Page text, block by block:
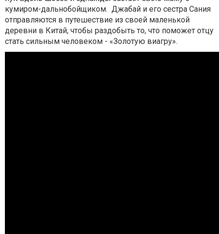
кумиром-дальнобойщиком. Джабай и его сестра Сания
отправляются в путешествие из своей маленькой
деревни в Китай, чтобы раздобыть то, что поможет отцу
стать сильным человеком - «Золотую виагру».